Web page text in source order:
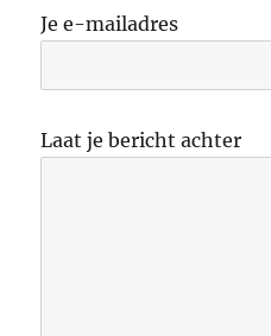
Je e-mailadres
Laat je bericht achter